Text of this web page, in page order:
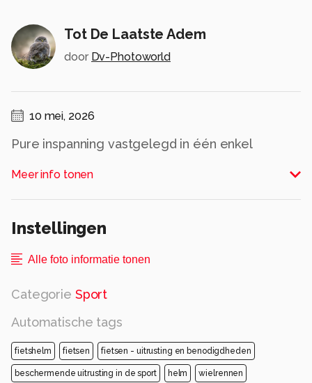
Tot De Laatste Adem
door Dv-Photoworld
10 mei, 2026
Pure inspanning vastgelegd in één enkel
De vermoeidheid, de focus en de wilskracht zijn
zichtbaar in elke pedaalslag terwijl deze renner
versterkt de emotie en brengt de rauwe
geen woorden, enkel doorzettingsvermogen.
Alle rechten voorbehouden
Meer info tonen
Instellingen
Alle foto informatie tonen
Categorie Sport
Automatische tags
fietshelm fietsen fietsen - uitrusting en benodigdheden
beschermende uitrusting in de sport helm wielrennen